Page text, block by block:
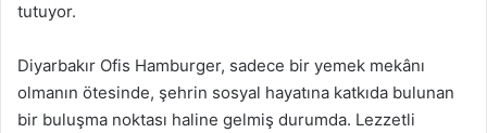
tutuyor.
Diyarbakır Ofis Hamburger, sadece bir yemek mekânı
olmanın ötesinde, şehrin sosyal hayatına katkıda bulunan
bir buluşma noktası haline gelmiş durumda. Lezzetli